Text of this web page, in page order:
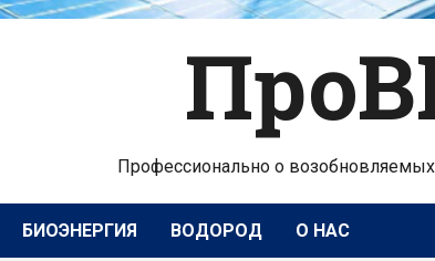
Профессионально о возобновляемых
БИОЭНЕРГИЯ ВОДОРОД О НАС